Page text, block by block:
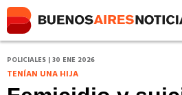
POLICIALES | 30 ENE 2026
TENÍAN UNA HIJA